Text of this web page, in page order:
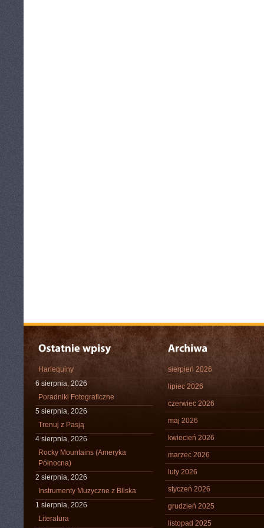
Harlequiny
6 sierpnia, 2026
Poradniki Fotograficzne
5 sierpnia, 2026
Trenuj z Pasją
4 sierpnia, 2026
Rocky Mountains (Ameryka
Północna)
2 sierpnia, 2026
Instrumenty Muzyczne z Bliska
1 sierpnia, 2026
Literatura
sierpień 2026
lipiec 2026
czerwiec 2026
maj 2026
kwiecień 2026
marzec 2026
luty 2026
styczeń 2026
grudzień 2025
listopad 2025